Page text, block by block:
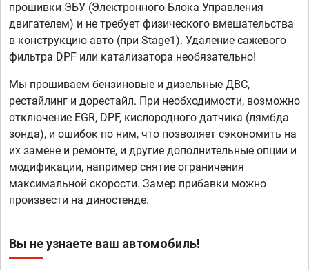
прошивки ЭБУ (Электронного Блока Управления
двигателем) и не требует физического вмешательства
в конструкцию авто (при Stage1). Удаление сажевого
фильтра DPF или катализатора необязательно!
Мы прошиваем бензиновые и дизельные ДВС,
рестайлинг и дорестайл. При необходимости, возможно
отключение EGR, DPF, кислородного датчика (лямбда
зонда), и ошибок по ним, что позволяет сэкономить на
их замене и ремонте, и другие дополнительные опции и
модификации, например снятие ограничения
максимальной скорости. Замер прибавки можно
произвести на диностенде.
Вы не узнаете ваш автомобиль!